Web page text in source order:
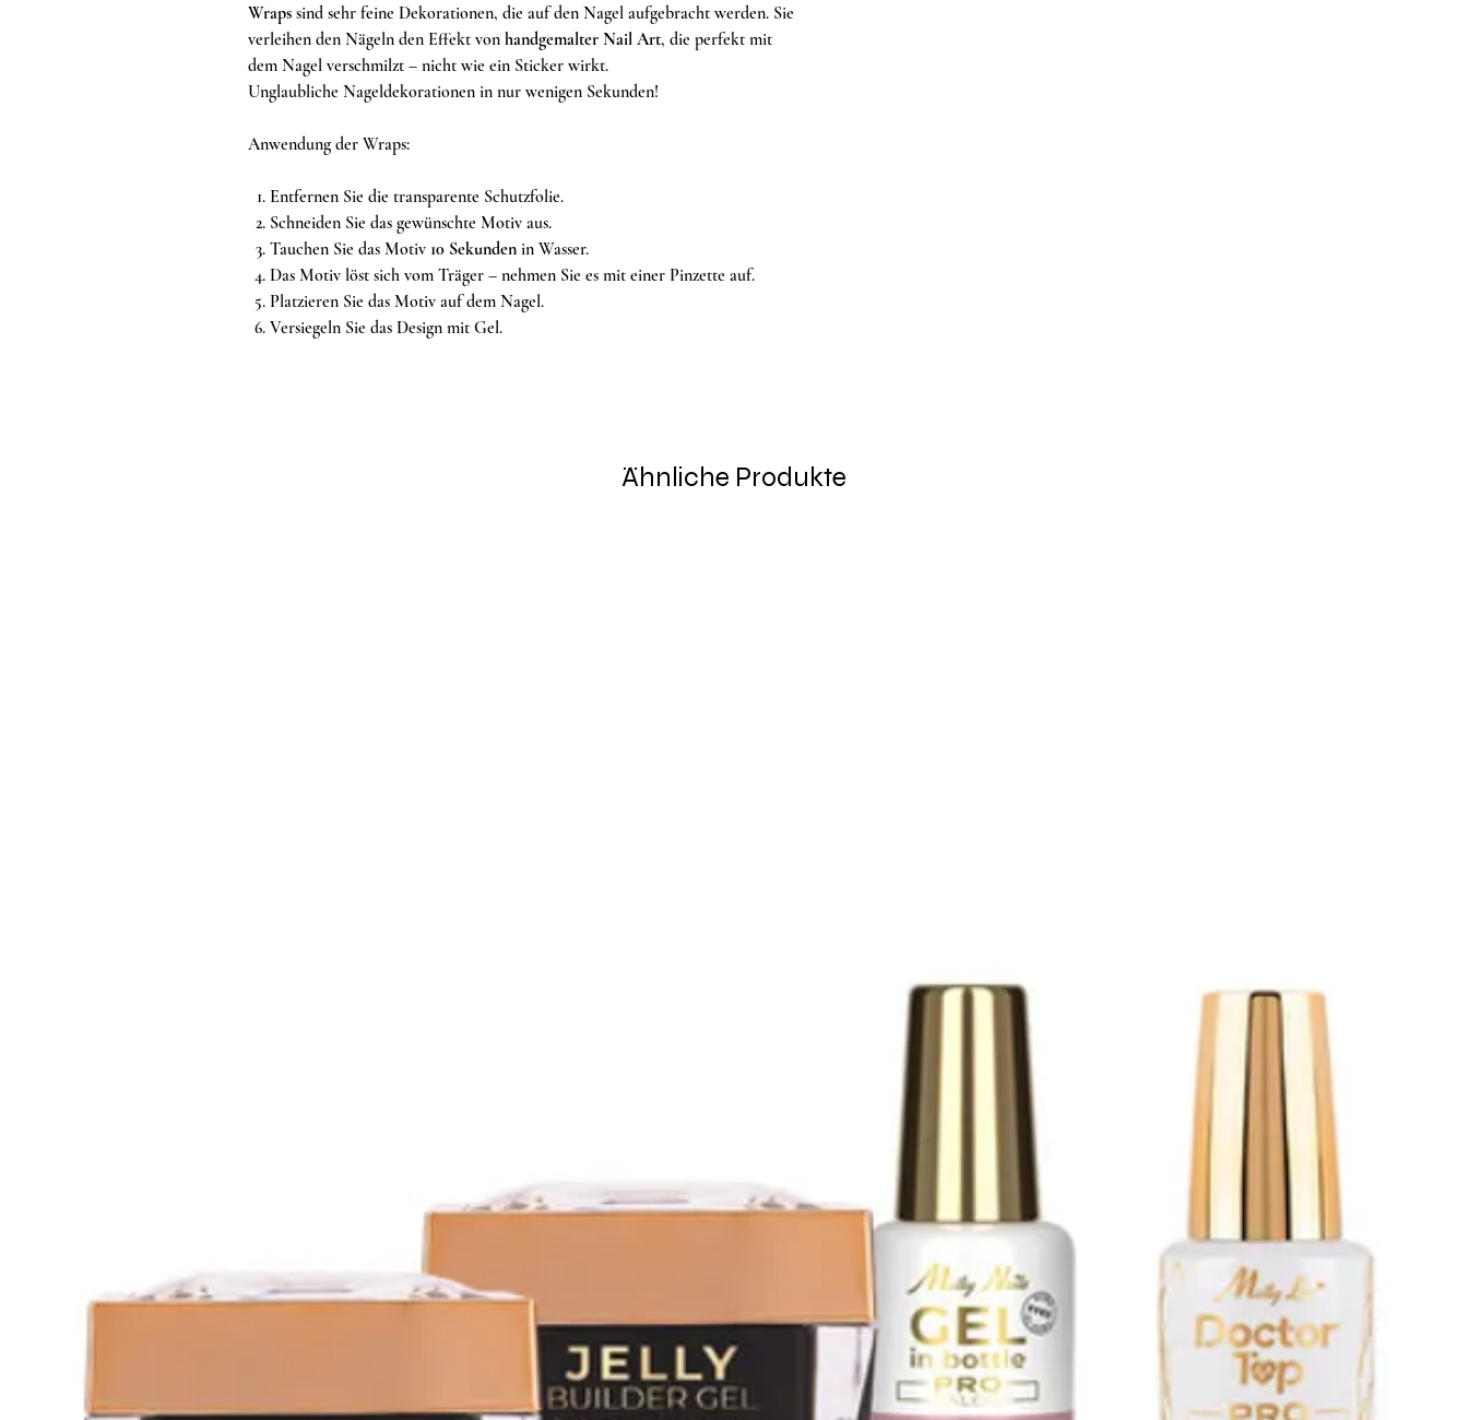
Wraps sind sehr feine Dekorationen, die auf den Nagel aufgebracht werden. Sie
verleihen den Nägeln den Effekt von handgemalter Nail Art, die perfekt mit
dem Nagel verschmilzt – nicht wie ein Sticker wirkt.
Unglaubliche Nageldekorationen in nur wenigen Sekunden!
Anwendung der Wraps:
Entfernen Sie die transparente Schutzfolie.
Schneiden Sie das gewünschte Motiv aus.
Tauchen Sie das Motiv 10 Sekunden in Wasser.
Das Motiv löst sich vom Träger – nehmen Sie es mit einer Pinzette auf.
Platzieren Sie das Motiv auf dem Nagel.
Versiegeln Sie das Design mit Gel.
Ähnliche Produkte